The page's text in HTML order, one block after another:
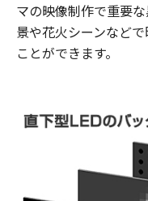
マの映像制作で重要
景や花火シーンなど
ことができます。